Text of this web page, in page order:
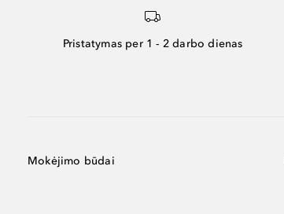
Pristatymas per 1 - 2 darbo dienas
Mokėjimo būdai